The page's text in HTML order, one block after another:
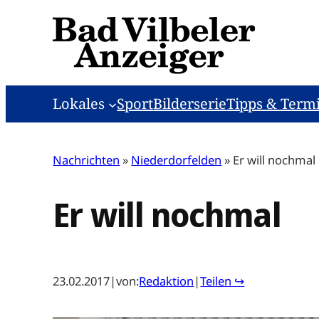
Lokales SportBilderserieTipps &
Nachrichten » Niederdorfelden » Er will nochmal
Er will nochmal
23.02.2017|von:Redaktion |Teilen ↪